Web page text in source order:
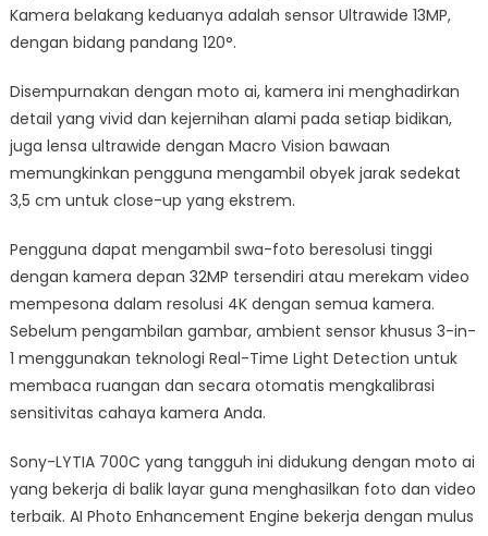
Kamera belakang keduanya adalah sensor Ultrawide 13MP,
dengan bidang pandang 120°.
Disempurnakan dengan moto ai, kamera ini menghadirkan
detail yang vivid dan kejernihan alami pada setiap bidikan,
juga lensa ultrawide dengan Macro Vision bawaan
memungkinkan pengguna mengambil obyek jarak sedekat
3,5 cm untuk close-up yang ekstrem.
Pengguna dapat mengambil swa-foto beresolusi tinggi
dengan kamera depan 32MP tersendiri atau merekam video
mempesona dalam resolusi 4K dengan semua kamera.
Sebelum pengambilan gambar, ambient sensor khusus 3-in-
1 menggunakan teknologi Real-Time Light Detection untuk
membaca ruangan dan secara otomatis mengkalibrasi
sensitivitas cahaya kamera Anda.
Sony-LYTIA 700C yang tangguh ini didukung dengan moto ai
yang bekerja di balik layar guna menghasilkan foto dan video
terbaik. AI Photo Enhancement Engine bekerja dengan mulus